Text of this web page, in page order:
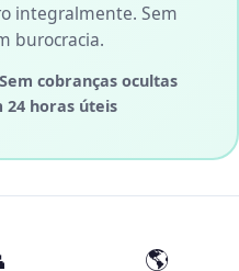
integralmente. Sem
burocracia.
Sem cobranças ocultas
24 horas úteis
🌎